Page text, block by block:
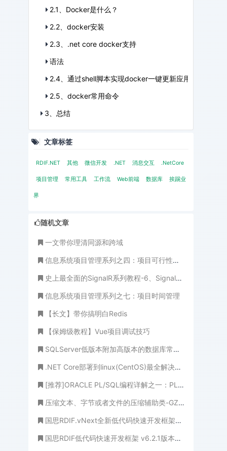
2.1、Docker是什么？
2.2、docker安装
2.3、.net core docker支持
语法
2.4、通过shell脚本实现docker一键更新应用
2.5、docker常用命令
3、总结
文章标签
RDIF.NET 其他 微信开发 .NET 消息交互 .NetCore
项目管理 常用工具 工作流 Web前端 数据库 挨踢业
界
随机文章
一文带你理清同源和跨域
信息系统项目管理系列之四：项目可行性研究与评估
史上最全面的SignalR系列教程-6、SignalR 实现聊天室
信息系统项目管理系列之七：项目时间管理
【长文】带你搞明白Redis
【保姆级教程】Vue项目调试技巧
SQLServer低版本附加高版本的数据库常用处理方法
.NET Core部署到linux(CentOS)最全解决方案，高阶篇(Docker+Nginx 或 Jexus)
[推荐]ORACLE PL/SQL编程详解之一：PL/SQL 程序设计简介(千里之行，始于足下)
压缩文本、字节或者文件的压缩辅助类-GZipHelper 欢迎收藏
国思RDIF.vNext全新低代码快速开发框架平台6.1版本发布（支持vue2、vue3）
国思RDIF低代码快速开发框架 v6.2.1版本发布